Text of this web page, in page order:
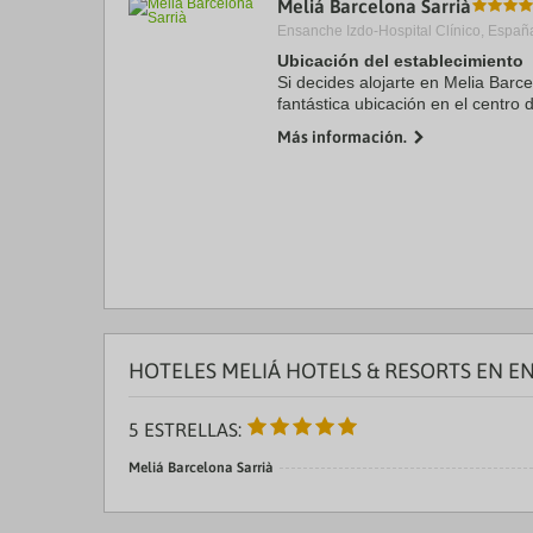
a
Meliá Barcelona Sarrià
Ensanche Izdo-Hospital Clínico,
Ubicación del establecimiento
Si decides alojarte en Melia
fantástica ubicación en el centro
este hotel de lujo ...
Más información.
HOTELES MELIÁ HOTELS & RESORTS EN
5 ESTRELLAS:
Meliá Barcelona Sarrià